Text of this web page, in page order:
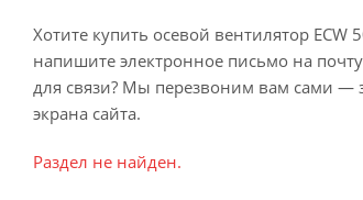
Хотите купить осевой вентилятор
напишите электронное письмо на
для связи? Мы перезвоним вам сами —
экрана сайта.
Раздел не найден.